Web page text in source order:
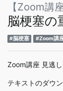
【Zoom講
脳梗塞の
#脳梗塞 #Zoom講
Zoom講座 見逃
テキストのダウ